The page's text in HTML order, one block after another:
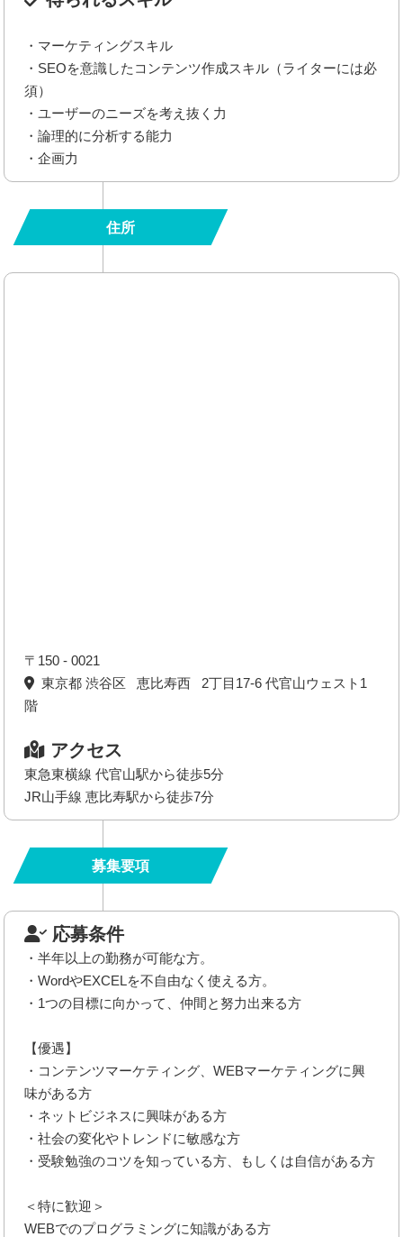
・マーケティングスキル
・SEOを意識したコンテンツ作成スキル（ライターには必
須）
・ユーザーのニーズを考え抜く力
・論理的に分析する能力
・企画力
住所
〒150 - 0021
東京都 渋谷区 恵比寿西 2丁目17-6 代官山ウェスト1
階
アクセス
東急東横線 代官山駅から徒歩5分
JR山手線 恵比寿駅から徒歩7分
募集要項
応募条件
・半年以上の勤務が可能な方。
・WordやEXCELを不自由なく使える方。
・1つの目標に向かって、仲間と努力出来る方
【優遇】
・コンテンツマーケティング、WEBマーケティングに興
味がある方
・ネットビジネスに興味がある方
・社会の変化やトレンドに敏感な方
・受験勉強のコツを知っている方、もしくは自信がある方
＜特に歓迎＞
WEBでのプログラミングに知識がある方